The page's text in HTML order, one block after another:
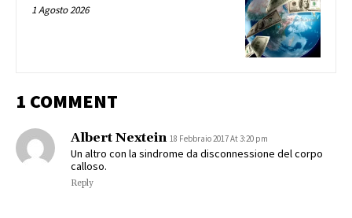
1 Agosto 2026
1 COMMENT
Albert Nextein 18 Febbraio 2017 At 3:20 pm
Un altro con la sindrome da disconnessione del corpo
calloso.
Reply